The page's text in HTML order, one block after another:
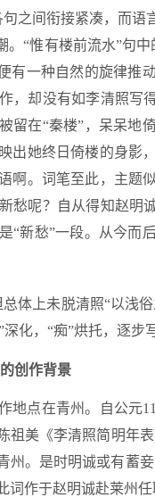
之间衔接紧凑，而语
“惟有楼前流水”句
有一种自然的旋律推
，却没有如李清照写
留在“秦楼”，呆呆地
出她终日倚楼的身影
啊。词笔至此，主题
愁呢？自从得知赵明
“新愁”一段。从今而
体上未脱清照“以浅
化，“痴”烘托，逐步
创作背景
地点在青州。自公元
美《李清照简明年
州。是时明诚或有蓄
作于赵明诚赴莱州